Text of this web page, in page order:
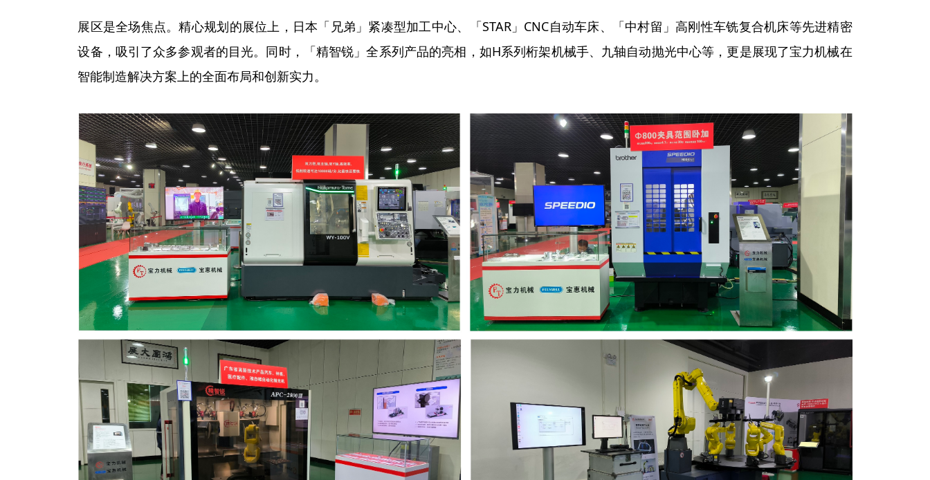
展区是全场焦点。精心规划的展位上，日本「兄弟」紧凑型加工中心、「STAR」CNC自动车床、「中村留」高刚性车铣复合机床等先进精密
设备，吸引了众多参观者的目光。同时，「精智锐」全系列产品的亮相，如H系列桁架机械手、九轴自动抛光中心等，更是展现了宝力机械在
智能制造解决方案上的全面布局和创新实力。